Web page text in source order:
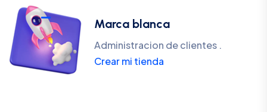
Marca blanca
Administracion de clientes .
Crear mi tienda